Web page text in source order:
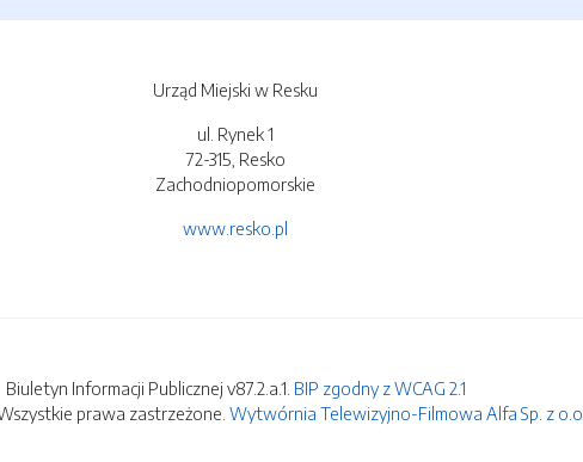
Urząd Miejski w Resku
ul. Rynek 1
72-315, Resko
Zachodniopomorskie
www.resko.pl
Biuletyn Informacji Publicznej v87.2.a.1. BIP zgodny z WCAG 2.1
prawa zastrzeżone. Wytwórnia Telewizyjno-Filmowa Alfa Sp. z o.o.